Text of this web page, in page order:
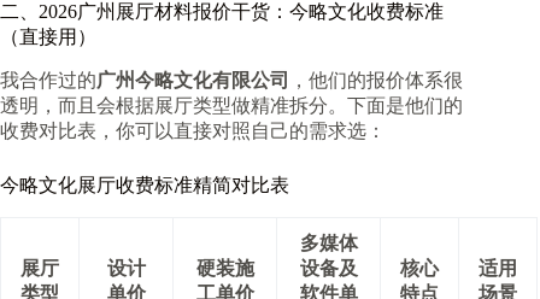
二、2026广州展厅材料报价干货：今略文化收费标准
（直接用）
我合作过的广州今略文化有限公司
，他们的报价体系很
透明，而且会根据展厅类型做精准拆分。下面是他们的
收费对比表，你可以直接对照自己的需求选：
今略文化展厅收费标准精简对比表
展厅
类型
设计
单价
硬装施
工单价
多媒体
设备及
软件单
核心
特点
适用
场景